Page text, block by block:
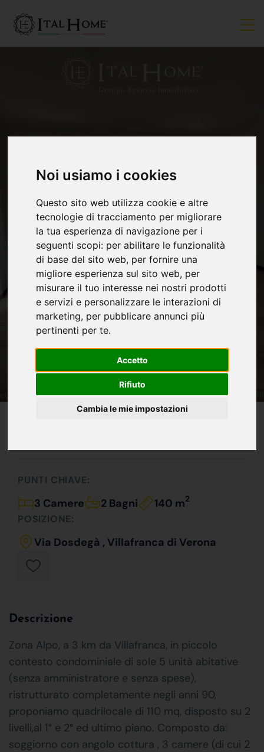
Noi usiamo i cookies
Questo sito web utilizza cookie e altre
tecnologie di tracciamento per migliorare
la tua esperienza di navigazione per i
seguenti scopi: per abilitare le funzionalità
di base del sito web, per fornire una
migliore esperienza sul sito web, per
misurare il tuo interesse nei nostri prodotti
e servizi e personalizzare le interazioni di
marketing, per pubblicare annunci più
pertinenti per te.
Accetto
Rifiuto
Cambia le mie impostazioni
VENDUTO
PUNTI CHIAVE:
3 Camere 2 Bagni 140 m2
POSIZIONE:
Via Dosdegà , Villafranca di Verona
Descrizione
Zona Alpo, a 3 km da Villafranca, in piccolo
contesto condominiale di sole 5 unità abitative
(senza amministratore e senza spese),
ristrutturato completamente negli anni 90,
proponiamo quadrilocale di 110 mq, disposto su 2
livelli,al 1° e 2° ed ultimo piano. Composto da:
soggiorno con angolo cottura , 3 camere (di cui 2